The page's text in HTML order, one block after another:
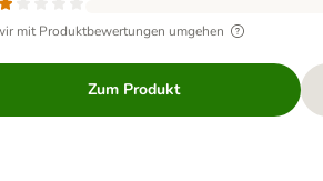
mit Produktbewertungen umgehen
Zum Produkt